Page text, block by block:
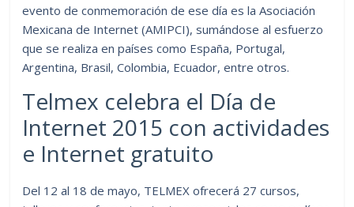
evento de conmemoración de ese día es la Asociación
Mexicana de Internet (AMIPCI), sumándose al esfuerzo
que se realiza en países como España, Portugal,
Argentina, Brasil, Colombia, Ecuador, entre otros.
Telmex celebra el Día de
Internet 2015 con actividades
e Internet gratuito
Del 12 al 18 de mayo, TELMEX ofrecerá 27 cursos,